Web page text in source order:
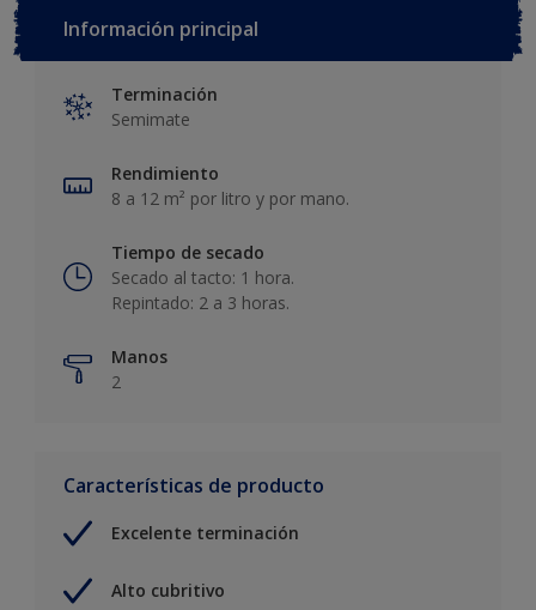
Información principal
Terminación
Semimate
Rendimiento
8 a 12 m² por litro y por mano.
Tiempo de secado
Secado al tacto: 1 hora.
Repintado: 2 a 3 horas.
Manos
2
Características de producto
Excelente terminación
Alto cubritivo